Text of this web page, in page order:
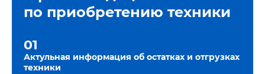
по приобретению техники
01
Актульная информация об остатках и отгрузках
техники